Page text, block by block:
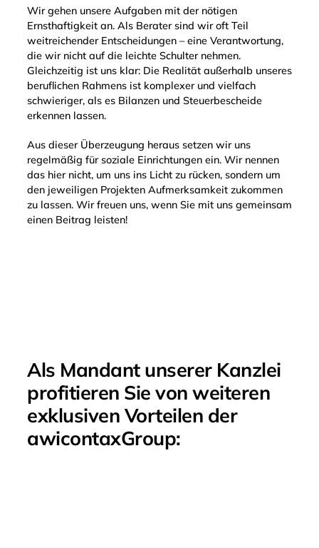
Wir gehen unsere Aufgaben mit der nötigen
Ernsthaftigkeit an. Als Berater sind wir oft Teil
weitreichender Entscheidungen – eine Verantwortung,
die wir nicht auf die leichte Schulter nehmen.
Gleichzeitig ist uns klar: Die Realität außerhalb unseres
beruflichen Rahmens ist komplexer und vielfach
schwieriger, als es Bilanzen und Steuerbescheide
erkennen lassen.
Aus dieser Überzeugung heraus setzen wir uns
regelmäßig für soziale Einrichtungen ein. Wir nennen
das hier nicht, um uns ins Licht zu rücken, sondern um
den jeweiligen Projekten Aufmerksamkeit zukommen
zu lassen. Wir freuen uns, wenn Sie mit uns gemeinsam
einen Beitrag leisten!
Als Mandant unserer Kanzlei
profitieren Sie von weiteren
exklusiven Vorteilen der
awicontaxGroup: